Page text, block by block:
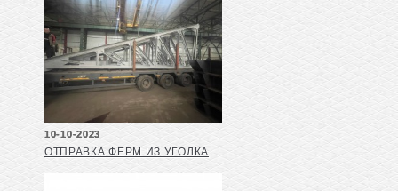
10-10-2023
ОТПРАВКА ФЕРМ ИЗ УГОЛКА